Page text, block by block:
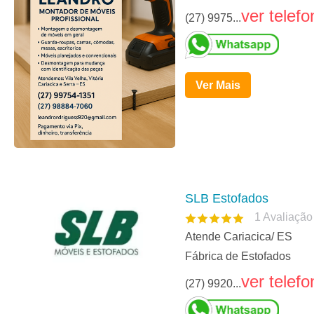
(27) 9975...ver
Ver Mais
SLB Estofados
1 Avaliação
Atende Cariacica/ ES
Fábrica de Estofados
(27) 9920...ver